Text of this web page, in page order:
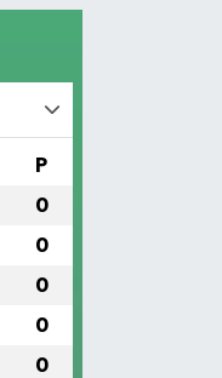
P
0
0
0
0
0